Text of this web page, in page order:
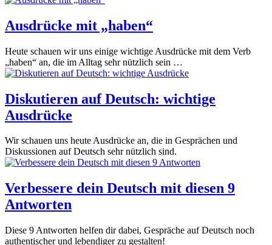
Ausdrücke mit „haben“
Heute schauen wir uns einige wichtige Ausdrücke mit dem Verb
„haben“ an, die im Alltag sehr nützlich sein …
Diskutieren auf Deutsch: wichtige
Ausdrücke
Wir schauen uns heute Ausdrücke an, die in Gesprächen und
Diskussionen auf Deutsch sehr nützlich sind.
Verbessere dein Deutsch mit diesen 9
Antworten
Diese 9 Antworten helfen dir dabei, Gespräche auf Deutsch noch
authentischer und lebendiger zu gestalten!